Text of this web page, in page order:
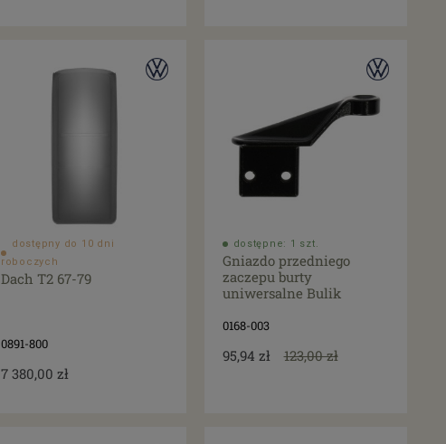
dostępny do 10 dni
roboczych
Dach T2 67-79
0891-800
7 380,00 zł
dostępne: 1 szt.
Gniazdo przedniego
zaczepu burty
uniwersalne Bulik
0168-003
95,94 zł 123,00 zł